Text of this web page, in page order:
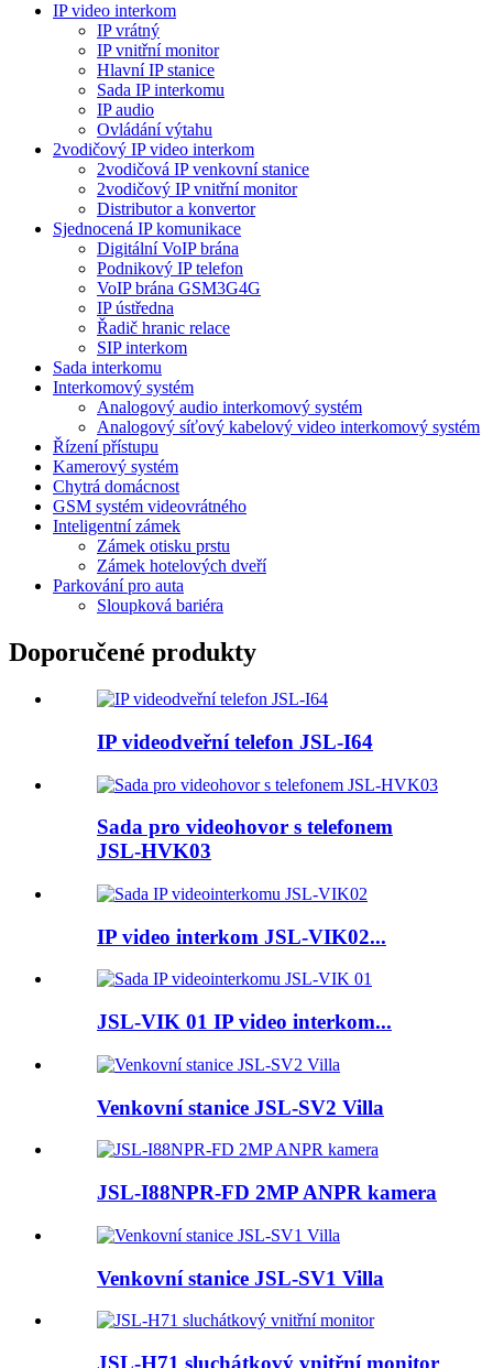
IP video interkom
IP vrátný
IP vnitřní monitor
Hlavní IP stanice
Sada IP interkomu
IP audio
Ovládání výtahu
2vodičový IP video interkom
2vodičová IP venkovní stanice
2vodičový IP vnitřní monitor
Distributor a konvertor
Sjednocená IP komunikace
Digitální VoIP brána
Podnikový IP telefon
VoIP brána GSM3G4G
IP ústředna
Řadič hranic relace
SIP interkom
Sada interkomu
Interkomový systém
Analogový audio interkomový systém
Analogový síťový kabelový video interkomový systém
Řízení přístupu
Kamerový systém
Chytrá domácnost
GSM systém videovrátného
Inteligentní zámek
Zámek otisku prstu
Zámek hotelových dveří
Parkování pro auta
Sloupková bariéra
Doporučené produkty
IP videodveřní telefon JSL-I64
Sada pro videohovor s telefonem
JSL-HVK03
IP video interkom JSL-VIK02...
JSL-VIK 01 IP video interkom...
Venkovní stanice JSL-SV2 Villa
JSL-I88NPR-FD 2MP ANPR kamera
Venkovní stanice JSL-SV1 Villa
JSL-H71 sluchátkový vnitřní monitor